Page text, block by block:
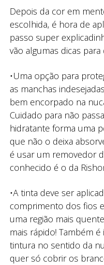
Depois da cor em
escolhida, é hora de
passo super
vão algumas dicas
•Uma opção para
as manchas
bem encorpado na
Cuidado para não
hidratante forma uma
que não o deixa
é usar um removedor
conhecido é o da
•A tinta deve ser
comprimento dos fios
uma região mais
mais rápido! Também
tintura no sentido da
quer só cobrir os